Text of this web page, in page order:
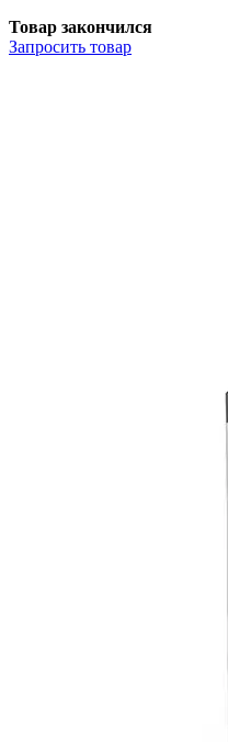
Товар закончился
Запросить товар